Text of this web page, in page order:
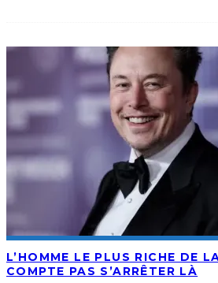
L’HOMME LE PLUS RICHE DE
COMPTE PAS S’ARRÊTER LÀ